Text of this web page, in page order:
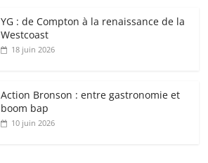
YG : de Compton à la renaissance de la
Westcoast
18 juin 2026
Action Bronson : entre gastronomie et
boom bap
10 juin 2026